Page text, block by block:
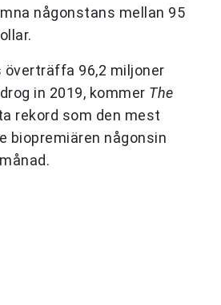
någonstans mellan 95
överträffa 96,2 miljoner
in 2019, kommer The
rekord som den mest
biopremiären någonsin